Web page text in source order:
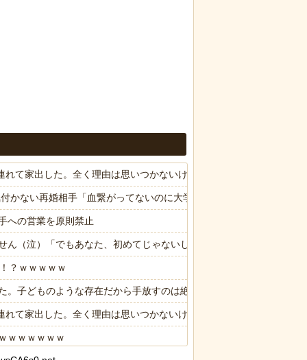
て家出した。全く理由は思いつかないけど強いてあげるとすれば
かない再婚相手「血繋がってないのに大学費用出さなきゃいけな
への営業を原則禁止
ん（泣）「でもあなた、初めてじゃないしね、うちだけじゃどうし
？ｗｗｗｗｗ
子どものような存在だから手放すのは絶対に考えられない・・・
て家出した。全く理由は思いつかないけど強いてあげるとすれば
ｗｗｗｗｗｗ